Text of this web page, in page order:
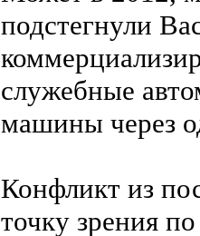
подстегнули
служебные
машины через
Конфликт из
точку зрения